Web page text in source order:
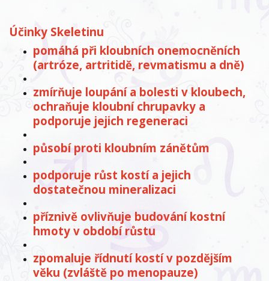
Účinky Skeletinu
pomáhá při kloubních onemocněních
(artróze, artritidě, revmatismu a dně)
zmírňuje loupání a bolesti v kloubech,
ochraňuje kloubní chrupavky a
podporuje jejich regeneraci
působí proti kloubním zánětům
podporuje růst kostí a jejich
dostatečnou mineralizaci
příznivě ovlivňuje budování kostní
hmoty v období růstu
zpomaluje řídnutí kostí v pozdějším
věku (zvláště po menopauze)